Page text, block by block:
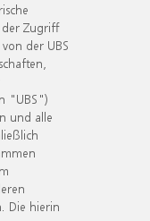
Zugriff
der UBS
"UBS")
und alle
Die hierin